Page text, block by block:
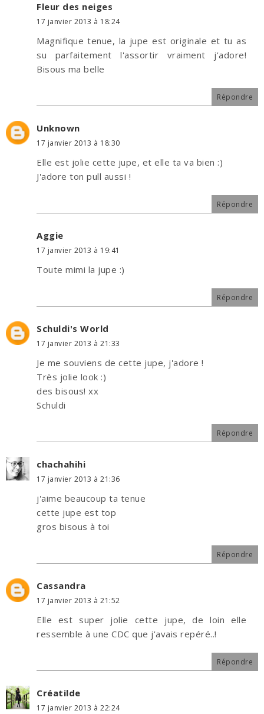
Fleur des neiges
17 janvier 2013 à 18:24
Magnifique tenue, la jupe est originale et tu as
su parfaitement l'assortir vraiment j'adore!
Bisous ma belle
Répondre
Unknown
17 janvier 2013 à 18:30
Elle est jolie cette jupe, et elle ta va bien :)
J'adore ton pull aussi !
Répondre
Aggie
17 janvier 2013 à 19:41
Toute mimi la jupe :)
Répondre
Schuldi's World
17 janvier 2013 à 21:33
Je me souviens de cette jupe, j'adore !
Très jolie look :)
des bisous! xx
Schuldi
Répondre
chachahihi
17 janvier 2013 à 21:36
j'aime beaucoup ta tenue
cette jupe est top
gros bisous à toi
Répondre
Cassandra
17 janvier 2013 à 21:52
Elle est super jolie cette jupe, de loin elle
ressemble à une CDC que j'avais repéré..!
Répondre
Créatilde
17 janvier 2013 à 22:24